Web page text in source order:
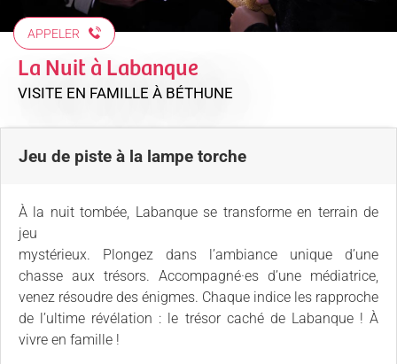
APPELER
La Nuit à Labanque
VISITE EN FAMILLE À BÉTHUNE
Jeu de piste à la lampe torche
À la nuit tombée, Labanque se transforme en terrain de
jeu
mystérieux. Plongez dans l’ambiance unique d’une
chasse aux trésors. Accompagné·es d’une médiatrice,
venez résoudre des énigmes. Chaque indice les rapproche
de l’ultime révélation : le trésor caché de Labanque ! À
vivre en famille !